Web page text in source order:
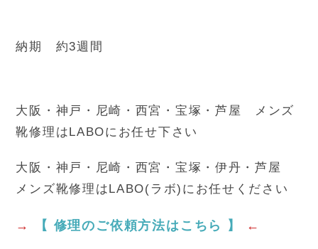
納期 約3週間
大阪・神戸・尼崎・西宮・宝塚・芦屋 メンズ
靴修理はLABOにお任せ下さい
大阪・神戸・尼崎・西宮・宝塚・伊丹・芦屋
メンズ靴修理はLABO(ラボ)にお任せください
→ 【 修理のご依頼方法はこちら 】 ←